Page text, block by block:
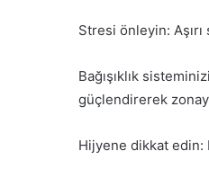
Stresi önleyin:
Bağışıklık
güçlendirerek
Hijyene dikkat edin: